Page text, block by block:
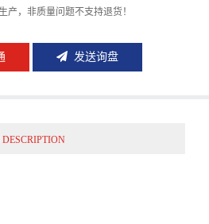
产，非质量问题不支持退货！
发送询盘